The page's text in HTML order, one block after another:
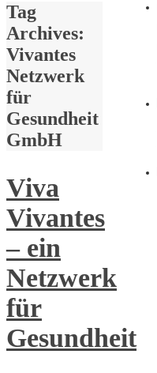
Tag
Archives:
Vivantes
Netzwerk
für
Gesundheit
GmbH
Viva
Vivantes
– ein
Netzwerk
für
Gesundheit